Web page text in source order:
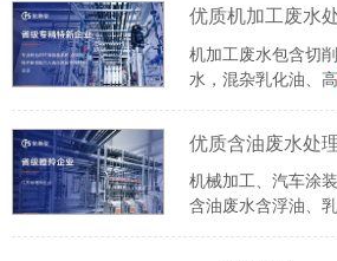
储备、全流程落地
新技术环保企业依
优质服务商，下文
落地案例拆解，并
机加工废水包含切
水，混杂乳化油、高
与金属碎屑，水质
保督查趋严下，选
能力的服务商至关
地项目与全周期服
密机加工、五金模
机械加工、汽车涂
含油废水含浮油、